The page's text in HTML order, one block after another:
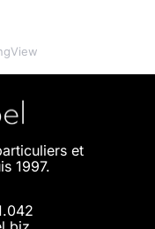
et
1997.